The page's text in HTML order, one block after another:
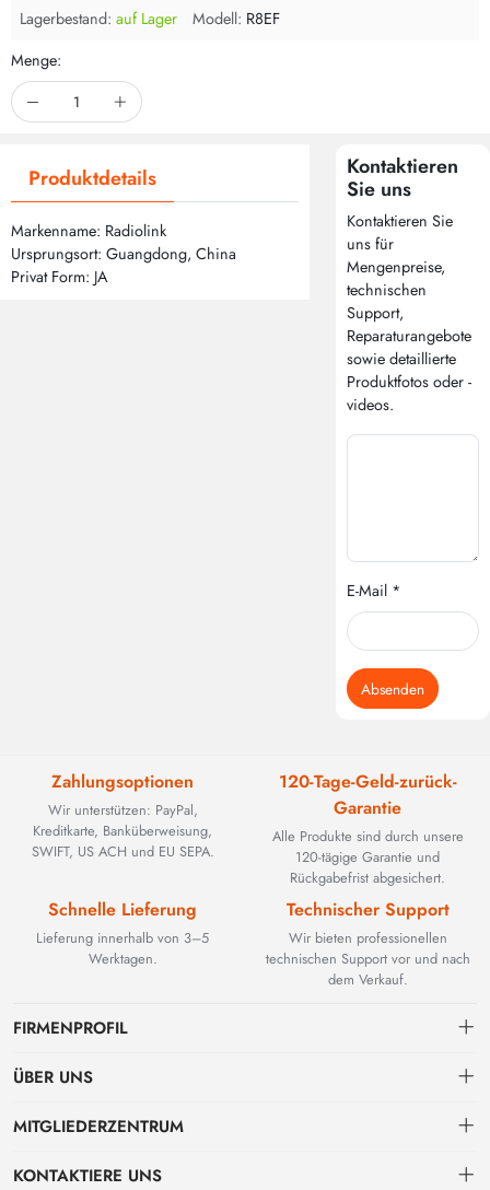
Lagerbestand: auf Lager Modell: R8EF
Menge:
Produktdetails
Markenname: Radiolink
Ursprungsort: Guangdong, China
Privat Form: JA
Kontaktieren
Sie uns
Kontaktieren Sie
uns für
Mengenpreise,
technischen
Support,
Reparaturangebote
sowie detaillierte
Produktfotos oder -
videos.
E-Mail *
Absenden
Zahlungsoptionen
Wir unterstützen: PayPal,
Kreditkarte, Banküberweisung,
SWIFT, US ACH und EU SEPA.
120-Tage-Geld-zurück-
Garantie
Alle Produkte sind durch unsere
120-tägige Garantie und
Rückgabefrist abgesichert.
Schnelle Lieferung
Lieferung innerhalb von 3–5
Werktagen.
Technischer Support
Wir bieten professionellen
technischen Support vor und nach
dem Verkauf.
FIRMENPROFIL
BEYOND TECHNOLOGY INTERNATIONAL LIMITED wurde 2002
Glasfaserlösungen. Mit der Weiterentwicklung industrieller Netzwerke
ÜBER UNS
Kontakt
MITGLIEDERZENTRUM
persönliches Zentrum
KONTAKTIERE UNS